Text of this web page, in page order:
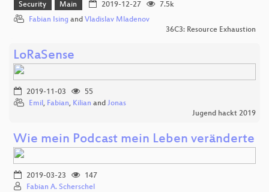
Security Main 2019-12-27
7.5k
Fabian Ising and Vladislav Mladenov
36C3: Resource Exhaustion
LoRaSense
2019-11-03
55
Emil , Fabian, Kilian and Jonas
Jugend hackt 2019
Wie mein Podcast mein Leben veränderte
2019-03-23
147
Fabian A. Scherschel